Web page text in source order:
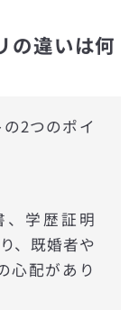
の違いは何
2つのポイ
、学歴証明
、既婚者や
心配があり